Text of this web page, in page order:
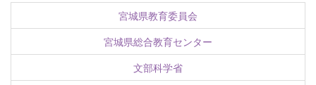
宮城県教育委員会
宮城県総合教育センター
文部科学省